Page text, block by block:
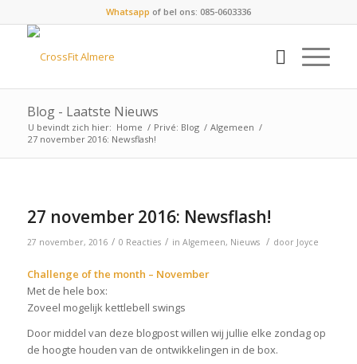
Whatsapp of bel ons: 085-0603336
Blog - Laatste Nieuws
U bevindt zich hier: Home / Privé: Blog / Algemeen /
27 november 2016: Newsflash!
27 november 2016: Newsflash!
27 november, 2016 / 0 Reacties / in Algemeen, Nieuws / door Joyce
Challenge of the month – November
Met de hele box:
Zoveel mogelijk kettlebell swings
Door middel van deze blogpost willen wij jullie elke zondag op
de hoogte houden van de ontwikkelingen in de box.